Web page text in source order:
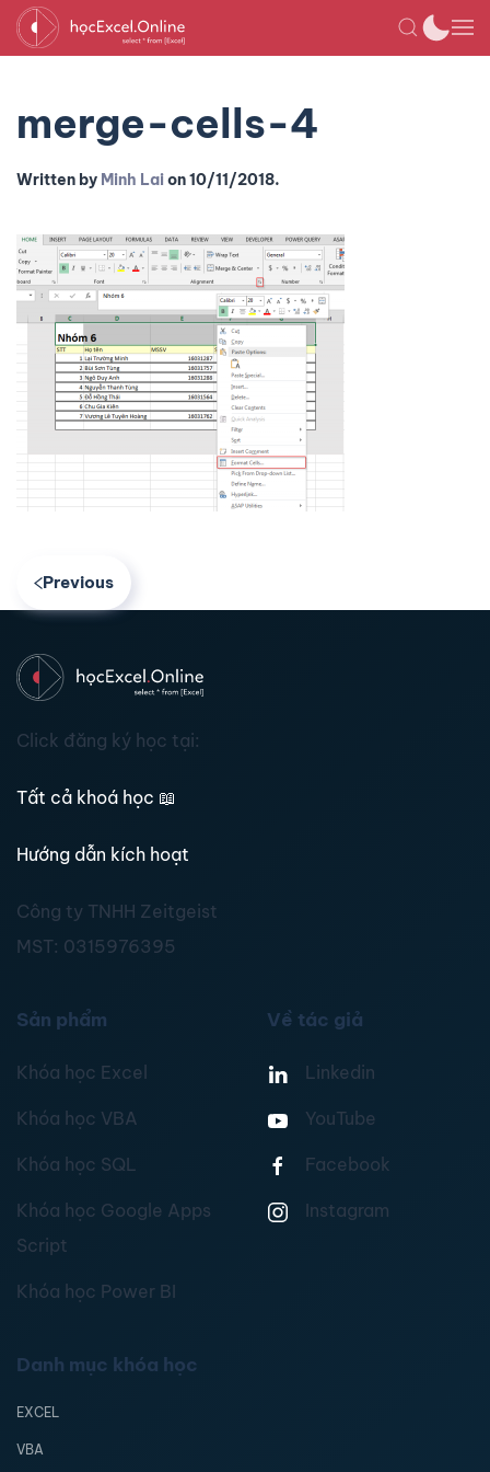
merge-cells-4
Written by Minh Laion10/11/2018.
Previous
Click đăng ký học tại:
Tất cả khoá học 📖
Hướng dẫn kích hoạt
Công ty TNHH Zeitgeist
MST: 0315976395
Sản phẩm
Khóa học Excel
Khóa học VBA
Khóa học SQL
Khóa học Google Apps
Script
Khóa học Power BI
Về tác giả
Linkedin
YouTube
Facebook
Instagram
Danh mục khóa học
EXCEL
VBA